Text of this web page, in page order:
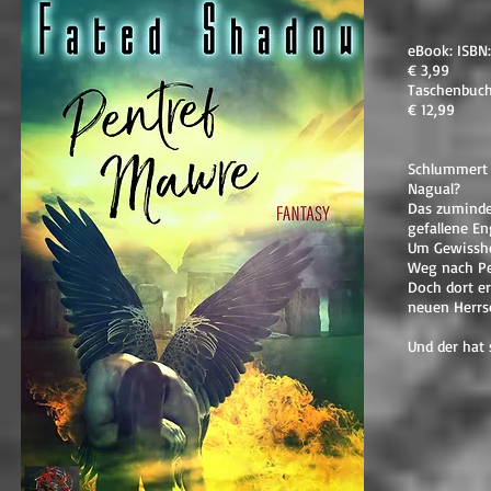
eBook:
€ 3,99
€ 12,99
Nagual?
Das
gefallene
Um
Weg nach
Doch dort
neuen
Und der